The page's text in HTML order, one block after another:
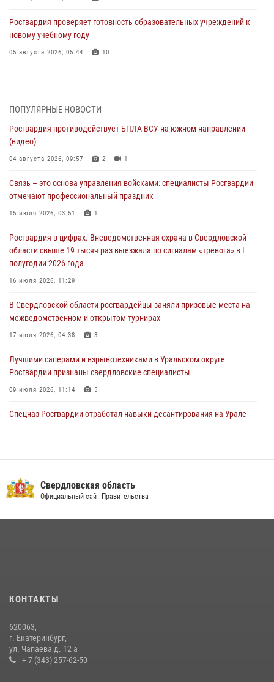
Росгвардия проверяет готовность образовательных учреждений к
новому учебному году
05 августа 2026, 05:44 10
04 августа 2026, 09:57 2
Росгвардия приняла участие в обеспечении безопасности Дня
города в Екатеринбурге
03 августа 2026, 07:43 3
Росгвардия приняла участие в межведомственном
антитеррористическом учении в Свердловской области
31 июля 2026, 12:27 1
Росгвардия обеспечивает безопасность граждан на южном
направлении
31 июля 2026, 06:56
рассказал об итогах работы подразделения в эфире телекомпании
«Телекон»
30 июля 2026, 11:33 1
ПОПУЛЯРНЫЕ НОВОСТИ
Росгвардия противодействует БПЛА ВСУ на южном направлении
(видео)
04 августа 2026, 09:57 2 1
Связь – это основа управления войсками: специалисты Росгвардии
отмечают профессиональный праздник
15 июля 2026, 03:51 1
Росгвардия в цифрах. Вневедомственная охрана в Свердловской
области свыше 19 тысяч раз выезжала по сигналам «тревога» в I
полугодии 2026 года
16 июля 2026, 11:29
В Свердловской области росгвардейцы заняли призовые места на
межведомственном и открытом турнирах
17 июля 2026, 04:38 3
Лучшими саперами и взрывотехниками в Уральском округе
Росгвардии признаны свердловские специалисты
09 июля 2026, 11:14 5
Спецназ Росгвардии отработал навыки десантирования на Урале
14 июля 2026, 11:06 4
10 июля 2026, 12:35
специальное занятие
27 июля 2026, 12:37
Свердловская область
Официальный сайт Правительства
КОНТАКТЫ
620063,
г. Екатеринбург,
ул. Чапаева д. 12 а
+ 7 (343) 257-62-50